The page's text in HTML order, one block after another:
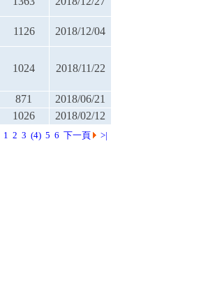
1126
2018/12/04
1024 2018/11/22
871
2018/06/21
1026 2018/02/12
1 2 3 (4) 5 6 下一頁 >|